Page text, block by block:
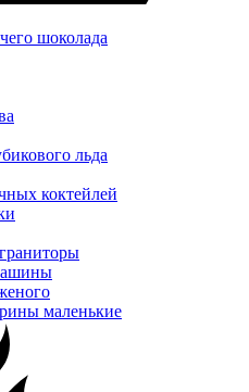
шоколада
льда
коктейлей
маленькие